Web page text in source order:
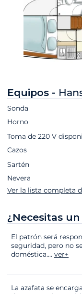
Equipos -
Sonda
Horno
Toma de 220 V
Cazos
Sartén
Nevera
Ver la lista completa
¿Necesitas
El patrón será
seguridad, pero no
doméstica.... ver+
La azafata se